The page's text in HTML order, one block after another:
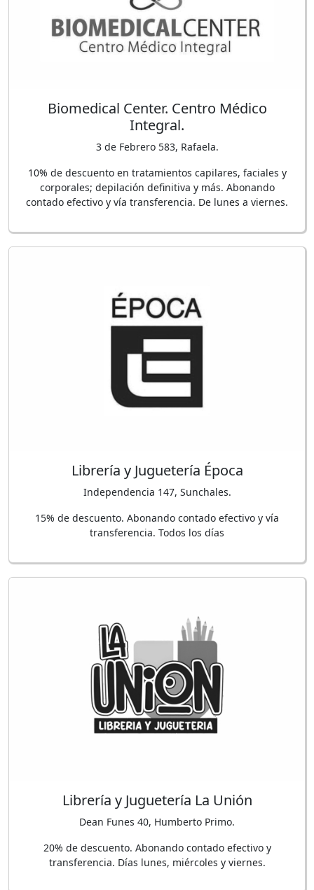
Biomedical Center. Centro Médico
Integral.
3 de Febrero 583, Rafaela.
10% de descuento en tratamientos capilares, faciales y
corporales; depilación definitiva y más. Abonando
contado efectivo y vía transferencia. De lunes a viernes.
Librería y Juguetería Época
Independencia 147, Sunchales.
15% de descuento. Abonando contado efectivo y vía
transferencia. Todos los días
Librería y Juguetería La Unión
Dean Funes 40, Humberto Primo.
20% de descuento. Abonando contado efectivo y
transferencia. Días lunes, miércoles y viernes.